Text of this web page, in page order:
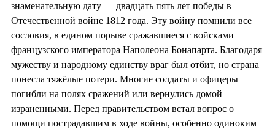
знаменательную дату — двадцать пять лет победы в
Отечественной войне 1812 года. Эту войну помнили все
сословия, в едином порыве сражавшиеся с войсками
французского императора Наполеона Бонапарта. Благодаря
мужеству и народному единству враг был отбит, но страна
понесла тяжёлые потери. Многие солдаты и офицеры
погибли на полях сражений или вернулись домой
израненными. Перед правительством встал вопрос о
помощи пострадавшим в ходе войны, особенно одиноким